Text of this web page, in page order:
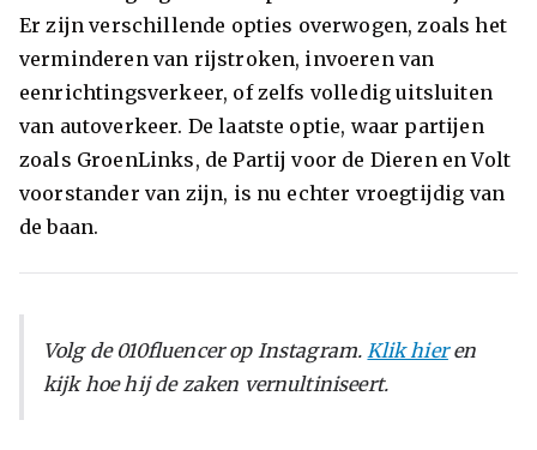
Er zijn verschillende opties overwogen, zoals het
verminderen van rijstroken, invoeren van
eenrichtingsverkeer, of zelfs volledig uitsluiten
van autoverkeer. De laatste optie, waar partijen
zoals GroenLinks, de Partij voor de Dieren en Volt
voorstander van zijn, is nu echter vroegtijdig van
de baan.
Volg de 010fluencer op Instagram.Klik hieren
kijk hoe hij de zaken vernultiniseert.